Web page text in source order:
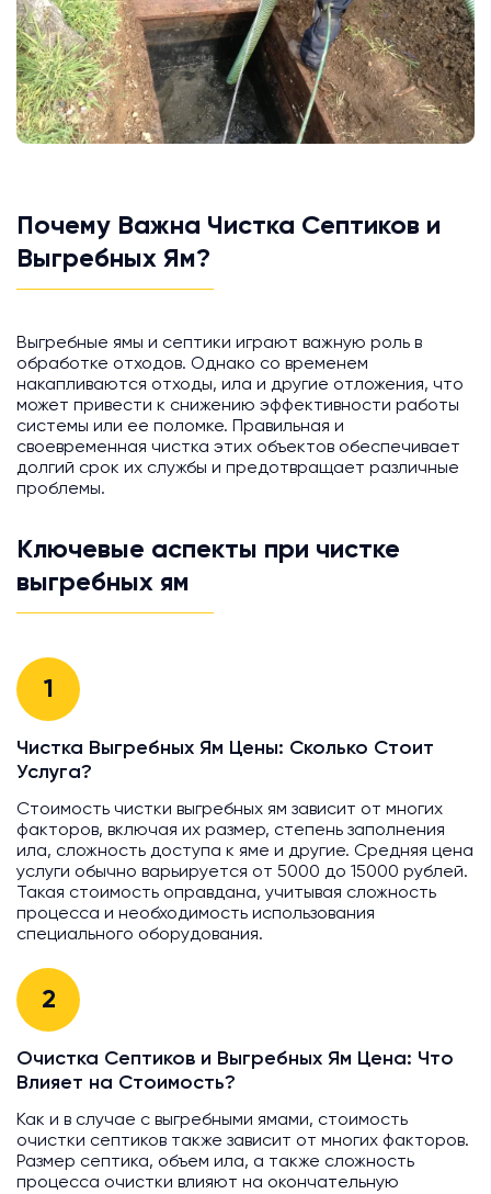
Почему Важна Чистка Септиков и
Выгребных Ям?
Выгребные ямы и септики играют важную роль в
обработке отходов. Однако со временем
накапливаются отходы, ила и другие отложения, что
может привести к снижению эффективности работы
системы или ее поломке. Правильная и
своевременная чистка этих объектов обеспечивает
долгий срок их службы и предотвращает различные
проблемы.
Ключевые аспекты при чистке
выгребных ям
1
Чистка Выгребных Ям Цены: Сколько Стоит
Услуга?
Стоимость чистки выгребных ям зависит от многих
факторов, включая их размер, степень заполнения
ила, сложность доступа к яме и другие. Средняя цена
услуги обычно варьируется от 5000 до 15000 рублей.
Такая стоимость оправдана, учитывая сложность
процесса и необходимость использования
специального оборудования.
2
Очистка Септиков и Выгребных Ям Цена: Что
Влияет на Стоимость?
Как и в случае с выгребными ямами, стоимость
очистки септиков также зависит от многих факторов.
Размер септика, объем ила, а также сложность
процесса очистки влияют на окончательную